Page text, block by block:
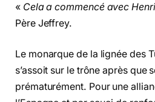
« Cela a commencé avec
Père Jeffrey.
Le monarque de la lignée des
s’assoit sur le trône après que
prématurément. Pour une